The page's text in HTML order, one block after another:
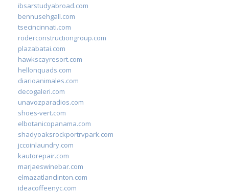
ibsarstudyabroad.com
bennusehgall.com
tsecincinnati.com
roderconstructiongroup.com
plazabatai.com
hawkscayresort.com
hellonquads.com
diarioanimales.com
decogaleri.com
unavozparadios.com
shoes-vert.com
elbotanicopanama.com
shadyoaksrockportrvpark.com
jccoinlaundry.com
kautorepair.com
marjaeswinebar.com
elmazatlanclinton.com
ideacoffeenyc.com